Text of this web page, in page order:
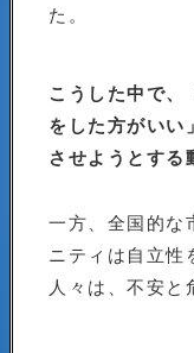
た。
こうした中で、
をした方がいい
させようとする
一方、全国的な
ニティは自立性
人々は、不安と